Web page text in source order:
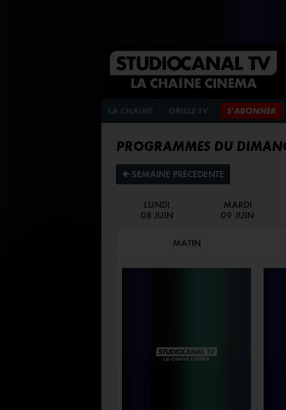
LA CHAÎNE GRILLE TV S'ABONNER
PROGRAMMES DU
¡ SEMAINE PRÉCÉDENTE
LUNDI
08 JUIN
MARDI
09 JUIN
MATIN